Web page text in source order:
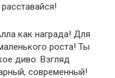
как награда! Для
роста! Ты
диво: Взгляд
современный!